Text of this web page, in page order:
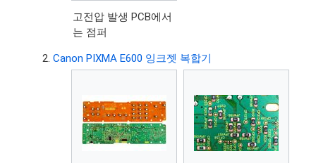
고전압 발생 PCB에서
는 점퍼
Canon PIXMA E600 잉크젯 복합기